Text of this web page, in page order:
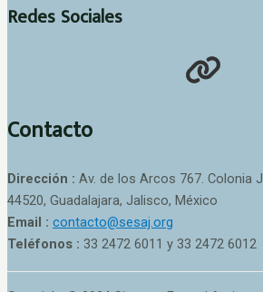
Redes Sociales
Contacto
Dirección : Av. de los Arcos 767. Colonia
44520, Guadalajara, Jalisco, México
Email : contacto@sesaj.org
Teléfonos : 33 2472 6011 y 33 2472 6012